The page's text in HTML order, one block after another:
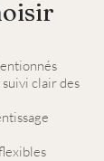
clair des